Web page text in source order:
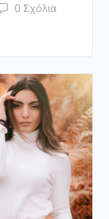
0 Σχόλια